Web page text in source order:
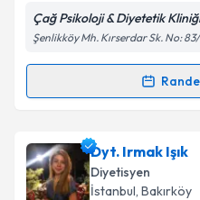
Kişisel verilerimin
Metni'ni okudum
Takvim
Çağ Psikoloji & Diyetetik Kliniği
Şenlikköy Mh. Kırserdar Sk. No:
Randevu Takvimi
Uzm. Dyt. Aslıhan Çebi
oluşturun. Size bu
takvim hazırlandığında
Dyt. Irmak Işık
Diyetisyen
İstanbul, Bakırköy